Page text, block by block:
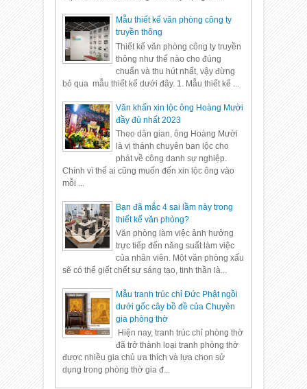
Mẫu thiết kế văn phòng công ty
truyền thông
Thiết kế văn phòng công ty truyền
thông như thế nào cho đúng
chuẩn và thu hút nhất, vậy đừng
bỏ qua mẫu thiết kế dưới đây. 1. Mẫu thiết kế ...
Văn khấn xin lộc ông Hoàng Mười
đầy đủ nhất 2023
Theo dân gian, ông Hoàng Mười
là vị thánh chuyên ban lộc cho
phát về công danh sự nghiệp.
Chính vì thế ai cũng muốn đến xin lộc ông vào
mỗi ...
Bạn đã mắc 4 sai lầm này trong
thiết kế văn phòng?
Văn phòng làm việc ảnh hưởng
trực tiếp đến năng suất làm việc
của nhân viên. Một văn phòng xấu
sẽ có thể giết chết sự sáng tạo, tinh thần là...
Mẫu tranh trúc chỉ Đức Phật ngồi
dưới gốc cây bồ đề của Chuyên
gia phòng thờ
Hiện nay, tranh trúc chỉ phòng thờ
đã trở thành loại tranh phòng thờ
được nhiều gia chủ ưa thích và lựa chọn sử
dụng trong phòng thờ gia đ...